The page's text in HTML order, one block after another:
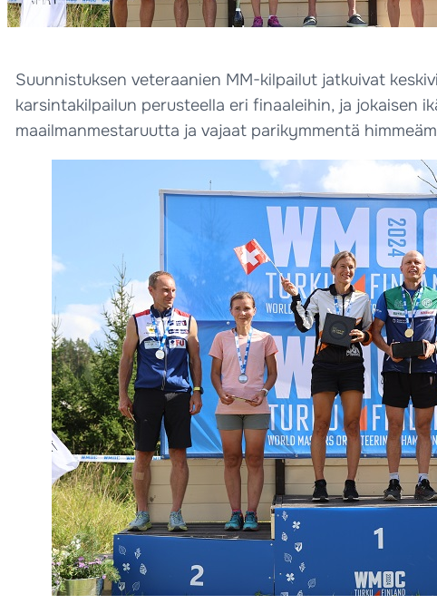
Suunnistuksen veteraanien MM-kilpailut jatkuivat
karsintakilpailun perusteella eri finaaleihin, ja jokaisen
maailmanmestaruutta ja vajaat parikymmentä